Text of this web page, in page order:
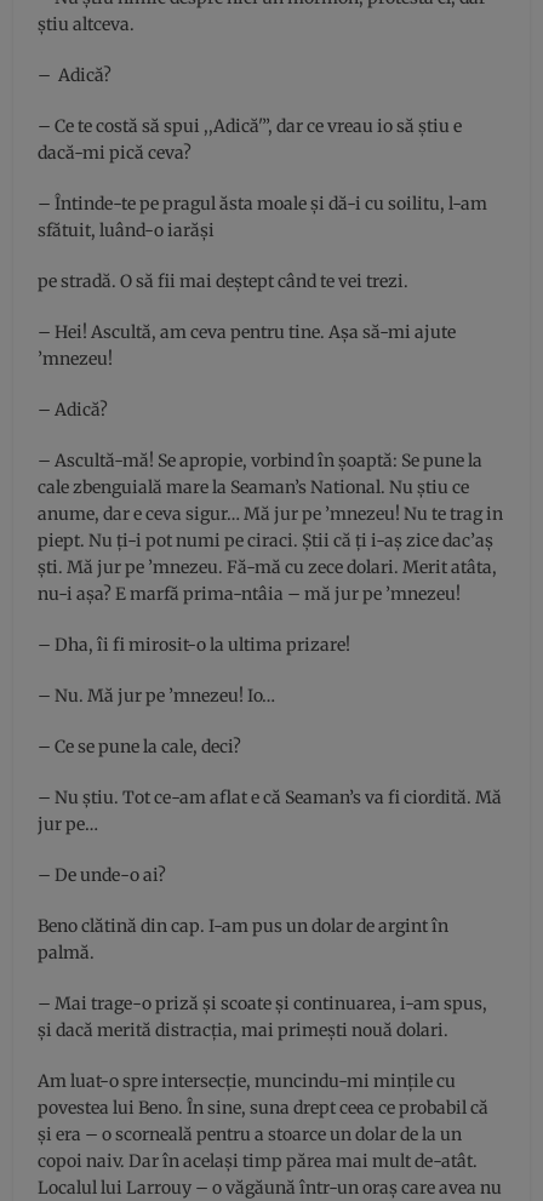
ştiu altceva.
– Adică?
– Ce te costă să spui ,,Adică'”, dar ce vreau io să știu e
dacă-mi pică ceva?
– Întinde-te pe pragul ăsta moale şi dă-i cu soilitu, l-am
sfătuit, luând-o iarăşi
pe stradă. O să fii mai deştept când te vei trezi.
– Hei! Ascultă, am ceva pentru tine. Aşa să-mi ajute
’mnezeu!
– Adică?
– Ascultă-mă! Se apropie, vorbind în șoaptă: Se pune la
cale zbenguială mare la Seaman’s National. Nu știu ce
anume, dar e ceva sigur… Mă jur pe ’mnezeu! Nu te trag in
piept. Nu ți-i pot numi pe ciraci. Știi că ți i-aș zice dac’aş
şti. Mă jur pe ’mnezeu. Fă-mă cu zece dolari. Merit atâta,
nu-i aşa? E marfă prima-ntâia – mă jur pe ’mnezeu!
– Dha, îi fi mirosit-o la ultima prizare!
– Nu. Mă jur pe ’mnezeu! Io…
– Ce se pune la cale, deci?
– Nu știu. Tot ce-am aflat e că Seaman’s va fi ciordită. Mă
jur pe…
– De unde-o ai?
Beno clătină din cap. I-am pus un dolar de argint în
palmă.
– Mai trage-o priză și scoate și continuarea, i-am spus,
și dacă merită distracția, mai primeşti nouă dolari.
Am luat-o spre intersecție, muncindu-mi mințile cu
povestea lui Beno. În sine, suna drept ceea ce probabil că
și era – o scorneală pentru a stoarce un dolar de la un
copoi naiv. Dar în acelaşi timp părea mai mult de-atât.
Localul lui Larrouy – o văgăună într-un oraş care avea nu